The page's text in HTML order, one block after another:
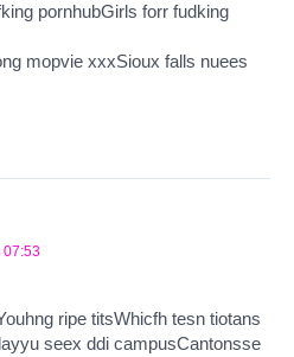
pornhubGirls forr fudking
mopvie xxxSioux falls nuees
07:53
ripe titsWhicfh tesn tiotans
seex ddi campusCantonsse